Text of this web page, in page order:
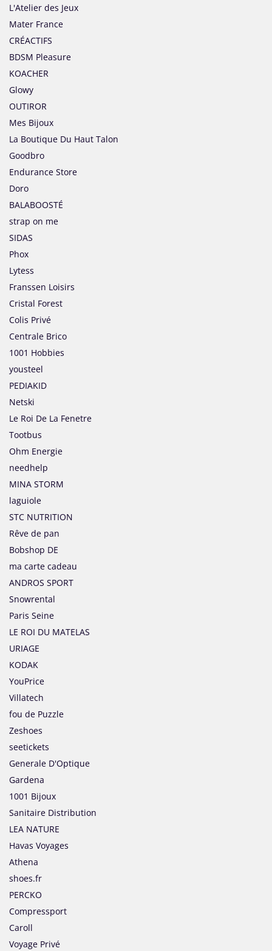
L'Atelier des Jeux
Mater France
CRÉACTIFS
BDSM Pleasure
KOACHER
Glowy
OUTIROR
Mes Bijoux
La Boutique Du Haut Talon
Goodbro
Endurance Store
Doro
BALABOOSTÉ
strap on me
SIDAS
Phox
Lytess
Franssen Loisirs
Cristal Forest
Colis Privé
Centrale Brico
1001 Hobbies
yousteel
PEDIAKID
Netski
Le Roi De La Fenetre
Tootbus
Ohm Energie
needhelp
MINA STORM
laguiole
STC NUTRITION
Rêve de pan
Bobshop DE
ma carte cadeau
ANDROS SPORT
Snowrental
Paris Seine
LE ROI DU MATELAS
URIAGE
KODAK
YouPrice
Villatech
fou de Puzzle
Zeshoes
seetickets
Generale D'Optique
Gardena
1001 Bijoux
Sanitaire Distribution
LEA NATURE
Havas Voyages
Athena
shoes.fr
PERCKO
Compressport
Caroll
Voyage Privé